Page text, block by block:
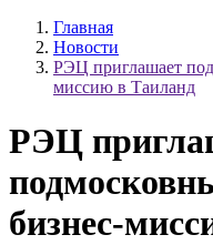
Главная
Новости
РЭЦ приглашает
миссию в Таиланд
РЭЦ
бизнес-